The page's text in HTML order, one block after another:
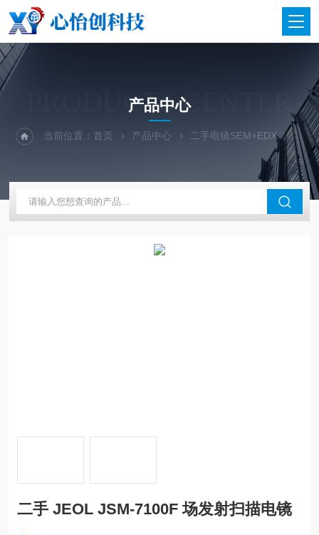
PRODUCTS CENTER
产品中心
当前位置：首页 产品中心 二手电镜SEM+EDX 二手
二手 JEOL JSM-7100F 场发射扫描电镜